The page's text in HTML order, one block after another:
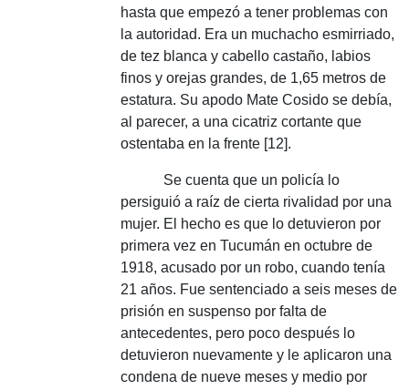
hasta que empezó a tener problemas con
la autoridad. Era un muchacho esmirriado,
de tez blanca y cabello castaño, labios
finos y orejas grandes, de 1,65 metros de
estatura. Su apodo Mate Cosido se debía,
al parecer, a una cicatriz cortante que
ostentaba en la frente [12].
Se cuenta que un policía lo
persiguió a raíz de cierta rivalidad por una
mujer. El hecho es que lo detuvieron por
primera vez en Tucumán en octubre de
1918, acusado por un robo, cuando tenía
21 años. Fue sentenciado a seis meses de
prisión en suspenso por falta de
antecedentes, pero poco después lo
detuvieron nuevamente y le aplicaron una
condena de nueve meses y medio por